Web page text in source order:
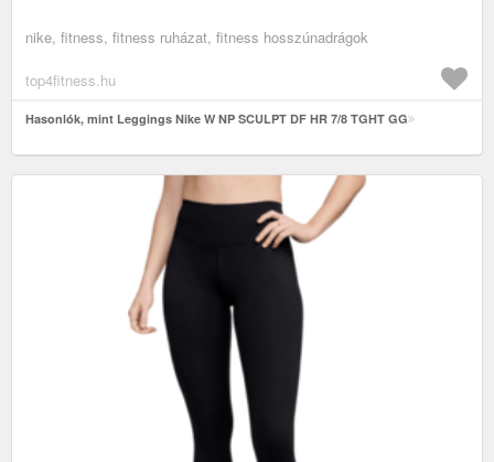
nike, fitness, fitness ruházat, fitness hosszúnadrágok
top4fitness.hu
Hasonlók, mint Leggings Nike W NP SCULPT DF HR 7/8 TGHT GG